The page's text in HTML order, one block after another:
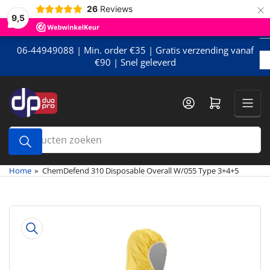
9,5
26 Reviews ×
Meteen
naar
de
content06-44949088 | Min. order €35 | Gratis verzending vanaf
€90 | Snel geleverd
Producten
zoeken
Mini-winkelwagen openen
Home » ChemDefend 310 Disposable Overall W/055 Type 3+4+5
naar